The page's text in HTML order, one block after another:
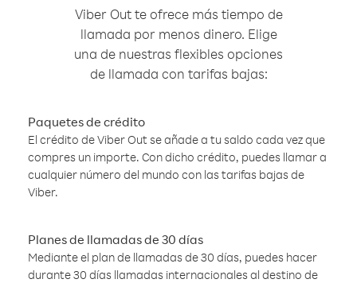
Viber Out te ofrece más tiempo de
llamada por menos dinero. Elige
una de nuestras flexibles opciones
de llamada con tarifas bajas:
Paquetes de crédito
El crédito de Viber Out se añade a tu saldo cada vez que
compres un importe. Con dicho crédito, puedes llamar a
cualquier número del mundo con las tarifas bajas de
Viber.
Planes de llamadas de 30 días
Mediante el plan de llamadas de 30 días, puedes hacer
durante 30 días llamadas internacionales al destino de